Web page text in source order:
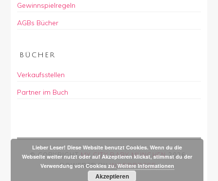
Gewinnspielregeln
AGBs Bücher
BÜCHER
Verkaufsstellen
Partner im Buch
© COPYRIGHTMY CITY BABY MÜNCHEN 2026.
POWERED BYWORDPRESS.
Lieber Leser! Diese Website benutzt Cookies. Wenn du die
Webseite weiter nutzt oder auf Akzeptieren klickst, stimmst du der
Verwendung von Cookies zu. Weitere Informationen
Akzeptieren